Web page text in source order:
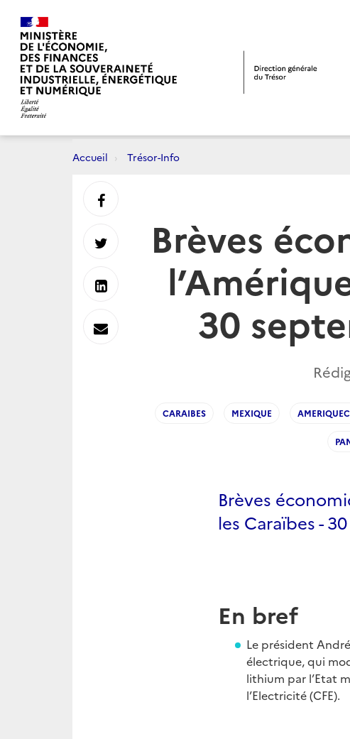
Accueil Trésor-Info
Brèves
30
CARAIBES MEXIQUE
Brèves
les Caraïbes -
En bref
Le président
électrique, qui
lithium par l’Etat
l’Electricité (CFE).
Partager
sur
Facebook
Partager
sur
Partager
sur
Envoyer